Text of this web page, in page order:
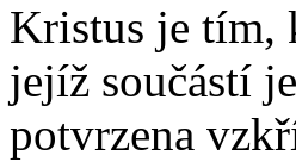
Kristus je tím,
jejíž součástí
potvrzena